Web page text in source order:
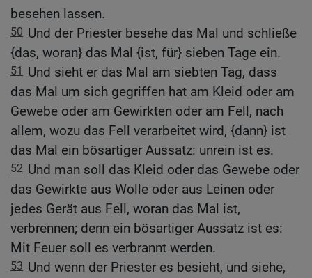
besehen lassen.
50 Und der Priester besehe das Mal und schließe
{das, woran} das Mal {ist, für} sieben Tage ein.
51 Und sieht er das Mal am siebten Tag, dass
das Mal um sich gegriffen hat am Kleid oder am
Gewebe oder am Gewirkten oder am Fell, nach
allem, wozu das Fell verarbeitet wird, {dann} ist
das Mal ein bösartiger Aussatz: unrein ist es.
52 Und man soll das Kleid oder das Gewebe oder
das Gewirkte aus Wolle oder aus Leinen oder
jedes Gerät aus Fell, woran das Mal ist,
verbrennen; denn ein bösartiger Aussatz ist es:
Mit Feuer soll es verbrannt werden.
53 Und wenn der Priester es besieht, und siehe,